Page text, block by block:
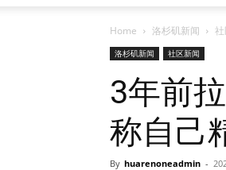
Home 洛杉矶新闻
洛杉矶新闻 社区新闻
3年前
称自己
By huarenoneadmin -